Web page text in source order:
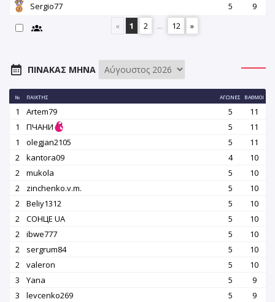
Sergio77
5
9
«
1 2 ... 12 »
ΠΊΝΑΚΑΣ ΜΉΝΑ
№ ΠΑΊΚΤΗΣ ΑΓΏΝΕΣ ΒΑΘΜΟΊ
1 Artem79 5
11
1
ПЧАНИ 5
11
1
olegjan2105 5
11
2
kantora09 4
10
2
mukola 5
10
2
zinchenko.v.m. 5
10
2
Beliy1312 5
10
2
СОНЦЕ UA 5
10
2
ibwe777 5
10
2
sergrum84 5
10
2
valeron 5
10
3
Yana 5
9
3
levcenko269 5 9